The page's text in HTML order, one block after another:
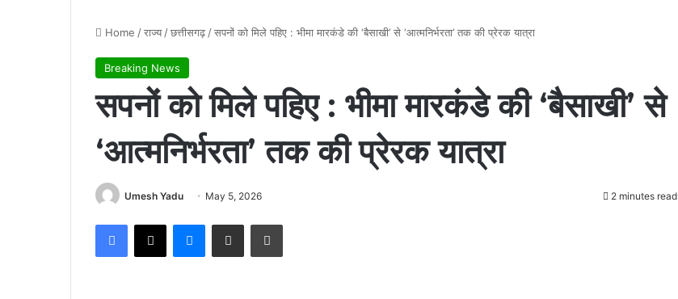
Home /राज्य /छत्तीसगढ़ /सपनों को मिले पहिए : भीमा मारकंडे की ‘बैसाखी’ से ‘आत्मनिर्भरता’ तक की प्रेरक यात्रा
Breaking News
सपनों को मिले पहिए : भीमा मारकंडे की ‘बैसाखी’ से
‘आत्मनिर्भरता’ तक की प्रेरक यात्रा
Umesh Yadu May 5, 2026 2 minutes read
Facebook
X Messenger
Share via Email Print